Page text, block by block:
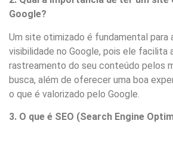
Google?
Um site otimizado é fundamental para
visibilidade no Google, pois ele facilita
rastreamento do seu conteúdo pelos
busca, além de oferecer uma boa
o que é valorizado pelo Google.
3. O que é SEO (Search Engine